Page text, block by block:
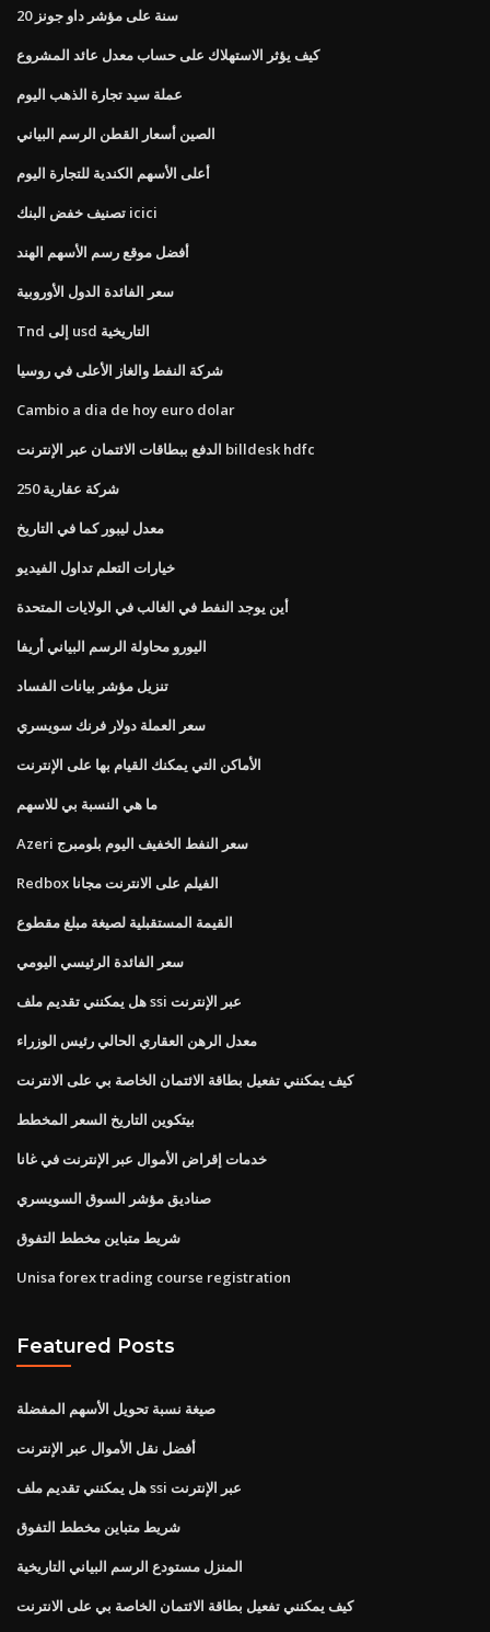
20 سنة على مؤشر داو جونز
كيف يؤثر الاستهلاك على حساب معدل عائد المشروع
عملة سيد تجارة الذهب اليوم
الصين أسعار القطن الرسم البياني
أعلى الأسهم الكندية للتجارة اليوم
تصنيف خفض البنك icici
أفضل موقع رسم الأسهم الهند
سعر الفائدة الدول الأوروبية
Tnd إلى usd التاريخية
شركة النفط والغاز الأعلى في روسيا
Cambio a dia de hoy euro dolar
الدفع ببطاقات الائتمان عبر الإنترنت billdesk hdfc
250 شركة عقارية
معدل ليبور كما في التاريخ
خيارات التعلم تداول الفيديو
أين يوجد النفط في الغالب في الولايات المتحدة
اليورو محاولة الرسم البياني أريفا
تنزيل مؤشر بيانات الفساد
سعر العملة دولار فرنك سويسري
الأماكن التي يمكنك القيام بها على الإنترنت
ما هي النسبة بي للاسهم
Azeri سعر النفط الخفيف اليوم بلومبرج
Redbox الفيلم على الانترنت مجانا
القيمة المستقبلية لصيغة مبلغ مقطوع
سعر الفائدة الرئيسي اليومي
هل يمكنني تقديم ملف ssi عبر الإنترنت
معدل الرهن العقاري الحالي رئيس الوزراء
كيف يمكنني تفعيل بطاقة الائتمان الخاصة بي على الانترنت
بيتكوين التاريخ السعر المخطط
خدمات إقراض الأموال عبر الإنترنت في غانا
صناديق مؤشر السوق السويسري
شريط متباين مخطط التفوق
Unisa forex trading course registration
Featured Posts
صيغة نسبة تحويل الأسهم المفضلة
أفضل نقل الأموال عبر الإنترنت
هل يمكنني تقديم ملف ssi عبر الإنترنت
شريط متباين مخطط التفوق
المنزل مستودع الرسم البياني التاريخية
كيف يمكنني تفعيل بطاقة الائتمان الخاصة بي على الانترنت